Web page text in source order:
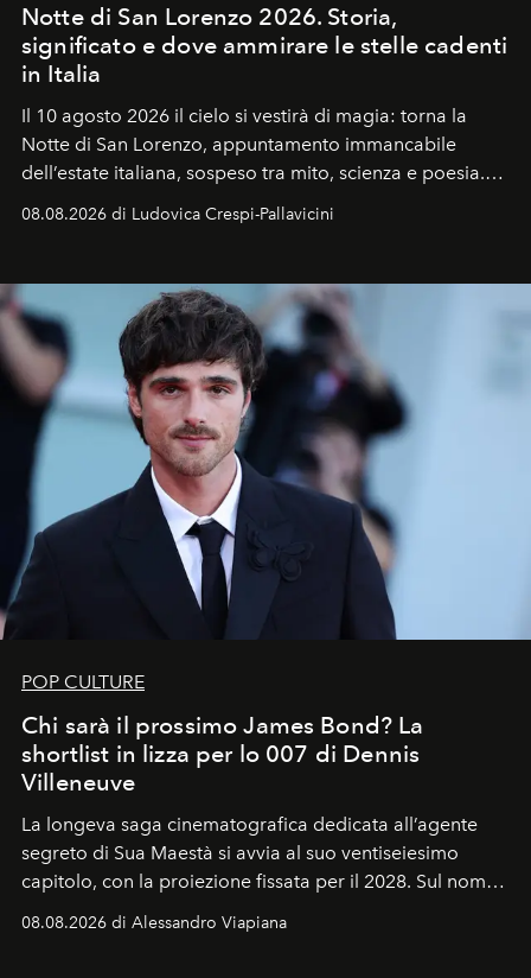
Notte di San Lorenzo 2026. Storia,
significato e dove ammirare le stelle cadenti
in Italia
Il 10 agosto 2026 il cielo si vestirà di magia: torna la
Notte di San Lorenzo, appuntamento immancabile
dell’estate italiana, sospeso tra mito, scienza e poesia.
celeste per seguire il passaggio delle
all’universo i desideri più segreti
08.08.2026 di Ludovica Crespi-Pallavicini
POP CULTURE
Chi sarà il prossimo James Bond? La
shortlist in lizza per lo 007 di Dennis
Villeneuve
La longeva saga cinematografica dedicata all’agente
segreto di Sua Maestà si avvia al suo ventiseiesimo
capitolo, con la proiezione fissata per il 2028. Sul nome
Craig, però, regna ancora il più assoluto riserbo.
08.08.2026 di Alessandro Viapiana